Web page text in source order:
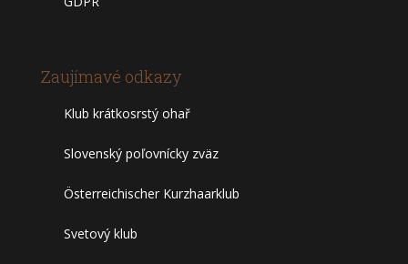
Zaujímavé odkazy
Klub krátkosrstý ohař
Slovenský poľovnícky zväz
Österreichischer Kurzhaarklub
Svetový klub